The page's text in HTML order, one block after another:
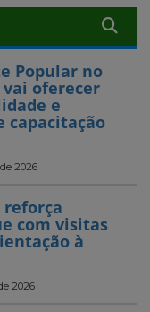
Popular no
oferecer
e
capacitação
2026
reforça
com visitas
à
2026